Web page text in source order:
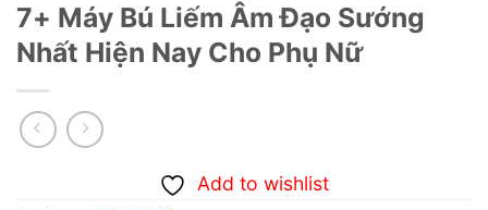
7+ Máy Bú Liếm Âm Đạo Sướng
Nhất Hiện Nay Cho Phụ Nữ
Add to wishlist